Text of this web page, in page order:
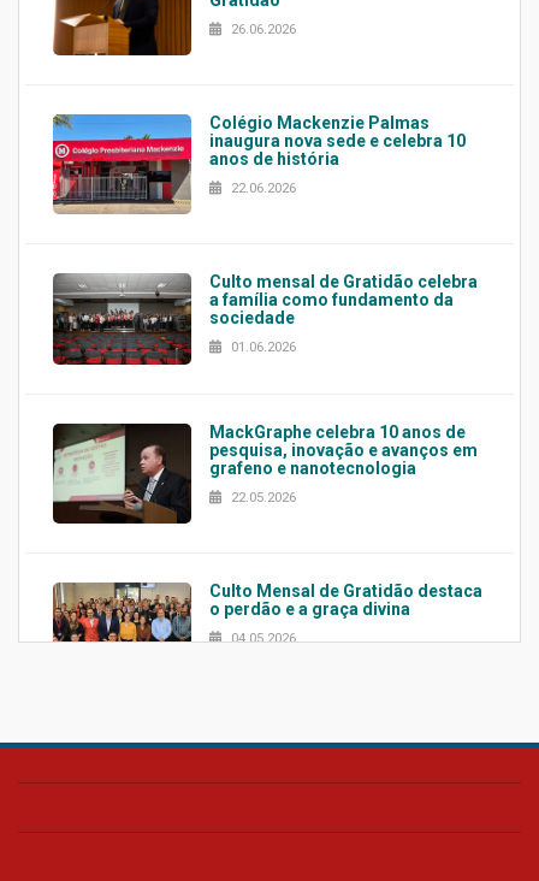
26.06.2026
Colégio Mackenzie Palmas
inaugura nova sede e celebra 10
anos de história
22.06.2026
Culto mensal de Gratidão celebra
a família como fundamento da
sociedade
01.06.2026
MackGraphe celebra 10 anos de
pesquisa, inovação e avanços em
grafeno e nanotecnologia
22.05.2026
Culto Mensal de Gratidão destaca
o perdão e a graça divina
04.05.2026
Confira como foi o culto mensal